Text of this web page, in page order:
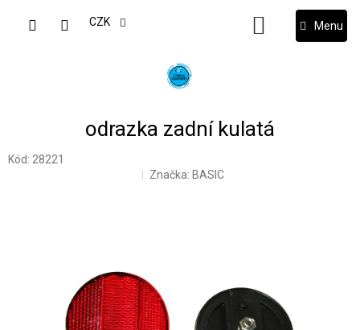
CZK
NÁKUPNÍ
KOŠÍK
odrazka zadní kulatá
Kód: 28221
Značka: BASIC